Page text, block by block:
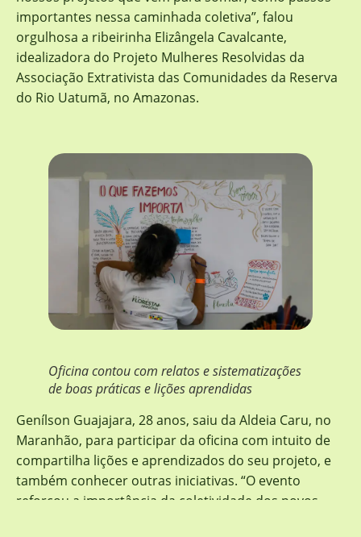
importantes nessa caminhada coletiva”, falou
orgulhosa a ribeirinha Elizângela Cavalcante,
idealizadora do Projeto Mulheres Resolvidas da
Associação Extrativista das Comunidades da Reserva
do Rio Uatumã, no Amazonas.
Oficina contou com relatos e sistematizações
de boas práticas e lições aprendidas
Genílson Guajajara, 28 anos, saiu da Aldeia Caru, no
Maranhão, para participar da oficina com intuito de
compartilha lições e aprendizados do seu projeto, e
também conhecer outras iniciativas. “O evento
reforçou a importância da coletividade dos povos